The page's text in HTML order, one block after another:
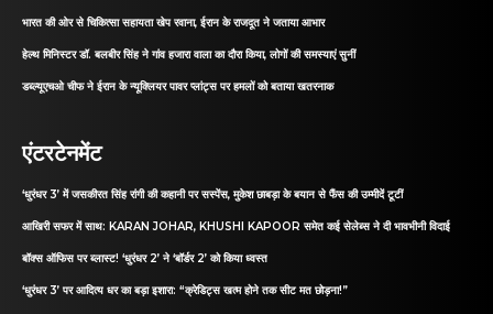
भारत की ओर से चिकित्सा सहायता खेप रवाना, ईरान के राजदूत ने जताया आभार
हेल्थ मिनिस्टर डॉ. बलबीर सिंह ने गांव हजारा वाला का दौरा किया, लोगों की समस्याएं सुनीं
डब्ल्यूएचओ चीफ ने ईरान के न्यूक्लियर पावर प्लांट्स पर हमलों को बताया खतरनाक
एंटरटेनमेंट
‘धुरंधर 3’ में जसकीरत सिंह रांगी की कहानी पर सस्पेंस, मुकेश छाबड़ा के बयान से फैंस की उम्मीदें टूटीं
आखिरी सफर में साथ: KARAN JOHAR, KHUSHI KAPOOR समेत कई सेलेब्स ने दी भावभीनी विदाई
बॉक्स ऑफिस पर ब्लास्ट! ‘धुरंधर 2’ ने ‘बॉर्डर 2’ को किया ध्वस्त
‘धुरंधर 3’ पर आदित्य धर का बड़ा इशारा: “क्रेडिट्स खत्म होने तक सीट मत छोड़ना!”